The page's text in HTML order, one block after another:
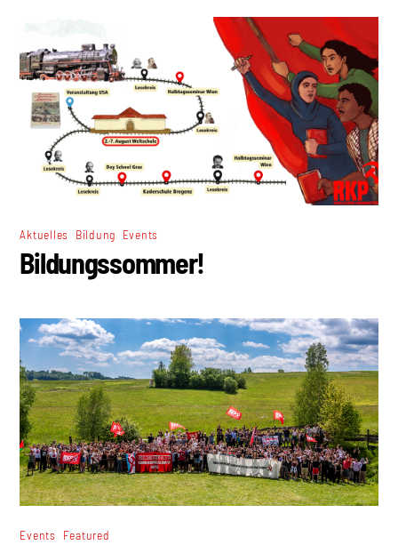
Aktuelles Bildung Events
Bildungssommer!
Events Featured